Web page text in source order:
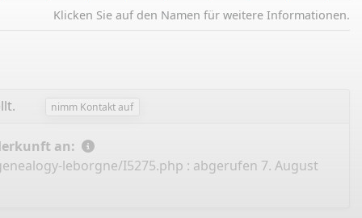
Klicken Sie auf den Namen für weitere Informationen.
nimm Kontakt auf
an:
leborgne/I5275.php : abgerufen 7. August